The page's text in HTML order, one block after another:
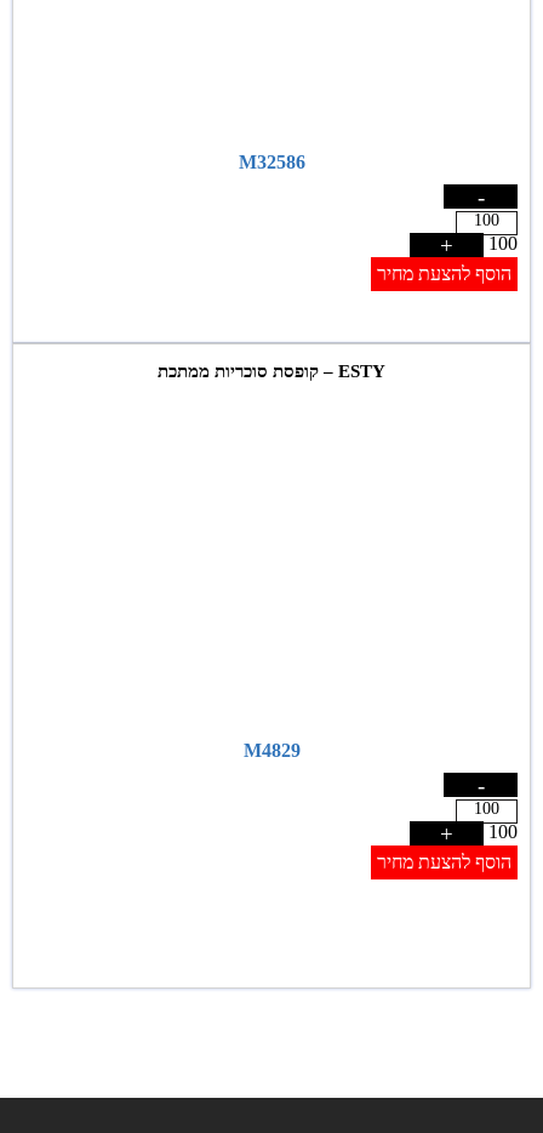
M32586
-
100
+
הוסף להצעת מחיר
ESTY – קופסת סוכריות ממתכת
M4829
-
100
+
הוסף להצעת מחיר